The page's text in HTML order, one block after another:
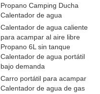
Propano Camping Ducha
Calentador de agua
Calentador de agua caliente
para acampar al aire libre
Propano 6L sin tanque
Calentador de agua portátil
bajo demanda
Carro portátil para acampar
Calentador de agua de gas